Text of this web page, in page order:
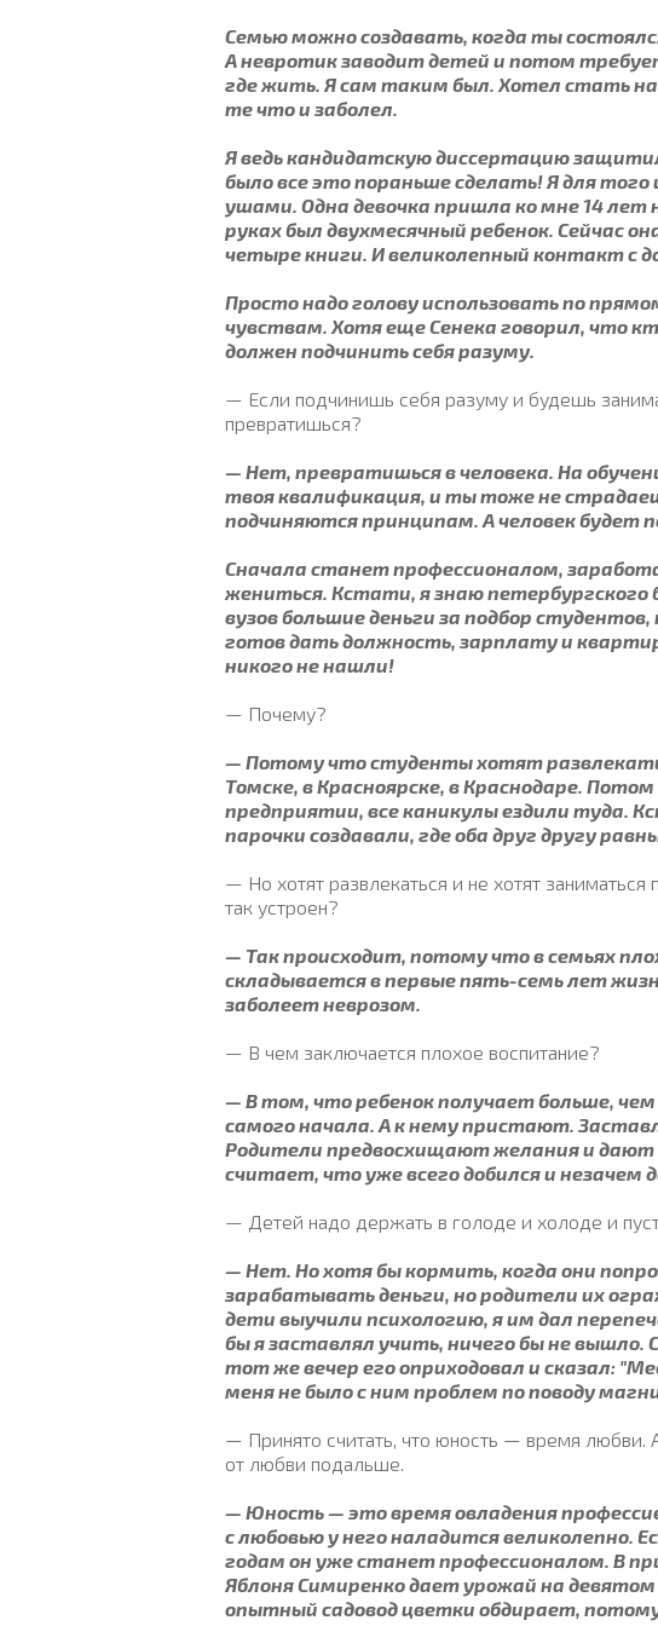
Семью можно создавать, когда ты
А невротик заводит детей и потом
где жить. Я сам таким был. Хотел стать
те что и заболел.
Я ведь кандидатскую диссертацию
было все это пораньше сделать! Я для
ушами. Одна девочка пришла ко мне 14
руках был двухмесячный ребенок. Сейчас
четыре книги. И великолепный контакт с
Просто надо голову использовать по
чувствам. Хотя еще Сенека говорил, что
должен подчинить себя разуму.
— Если подчинишь себя разуму и будешь
превратишься?
— Нет, превратишься в человека. На
твоя квалификация, и ты тоже не
подчиняются принципам. А человек будет
Сначала станет профессионалом,
жениться. Кстати, я знаю
вузов большие деньги за подбор
готов дать должность, зарплату и
никого не нашли!
— Почему?
— Потому что студенты хотят
Томске, в Красноярске, в Краснодаре.
предприятии, все каникулы ездили туда.
парочки создавали, где оба друг другу
— Но хотят развлекаться и не хотят
так устроен?
— Так происходит, потому что в семьях
складывается в первые пять-семь лет
заболеет неврозом.
— В чем заключается плохое воспитание?
— В том, что ребенок получает больше,
самого начала. А к нему пристают.
Родители предвосхищают желания и дают
считает, что уже всего добился и незачем
— Детей надо держать в голоде и холоде и
— Нет. Но хотя бы кормить, когда они
зарабатывать деньги, но родители их
дети выучили психологию, я им дал
бы я заставлял учить, ничего бы не вышло.
тот же вечер его оприходовал и сказал:
меня не было с ним проблем по поводу
— Принято считать, что юность — время
от любви подальше.
— Юность — это время овладения
с любовью у него наладится великолепно.
годам он уже станет профессионалом. В
Яблоня Симиренко дает урожай на
опытный садовод цветки обдирает,